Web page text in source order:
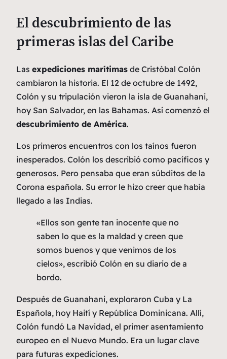
El descubrimiento de las
primeras islas del Caribe
Las expediciones marítimas de Cristóbal Colón
cambiaron la historia. El 12 de octubre de 1492,
Colón y su tripulación vieron la isla de Guanahani,
hoy San Salvador, en las Bahamas. Así comenzó el
descubrimiento de América.
Los primeros encuentros con los taínos fueron
inesperados. Colón los describió como pacíficos y
generosos. Pero pensaba que eran súbditos de la
Corona española. Su error le hizo creer que había
llegado a las Indias.
«Ellos son gente tan inocente que no
saben lo que es la maldad y creen que
somos buenos y que venimos de los
cielos», escribió Colón en su diario de a
bordo.
Después de Guanahani, exploraron Cuba y La
Española, hoy Haití y República Dominicana. Allí,
Colón fundó La Navidad, el primer asentamiento
europeo en el Nuevo Mundo. Era un lugar clave
para futuras expediciones.